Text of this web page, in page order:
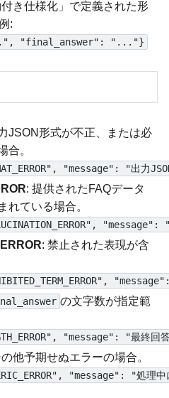
き仕様化」で定義された形
:
"final_answer": "..."}
JSON形式が不正、または必
合。
"message": "出力
: 提供されたFAQデータ
れている場合。
"message": "
: 禁止された表現が含
の文字数が指定範
"message": "最終回答
他予期せぬエラーの場合。
"message": "処理中